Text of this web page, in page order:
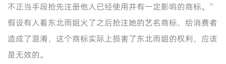
不正当手段抢先注册他人已经使用并有一定影响的商标。”
假设有人看东北雨姐火了之后抢注她的艺名商标，给消费者
造成了混淆，这个商标实际上损害了东北雨姐的权利，应该
是无效的。